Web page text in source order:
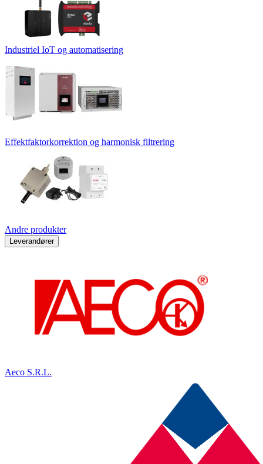
Industriel IoT og automatisering
Effektfaktorkorrektion og harmonisk filtrering
Andre produkter
Leverandører
Aeco S.R.L.